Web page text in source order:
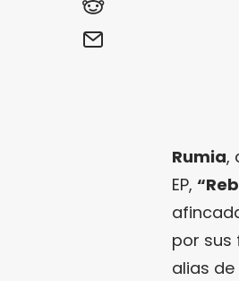
Rumia,
EP,
por sus
alias de